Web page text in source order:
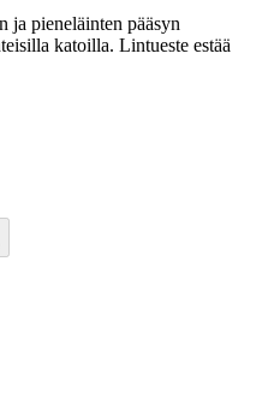
ja pieneläinten pääsyn
katoilla. Lintueste estää